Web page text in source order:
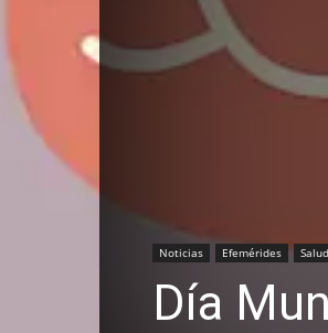
Noticias Efemérides Salud
Día